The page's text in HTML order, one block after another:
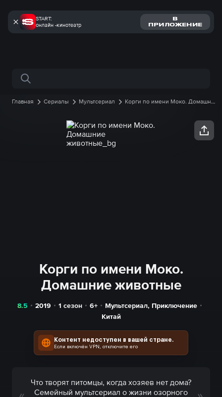
START:
онлайн -кинотеатр
В
ПРИЛОЖЕНИЕ
Поиск по сайту
Главная Сериалы Мультсериал
Корги по имени Моко. Домашние
Корги по имени Моко.
Домашние животные
8.5 2019 1 сезон 6+ Мультсериал, Приключение
Китай
Контент недоступен в вашей стране.
Если включён VPN, отключите его
Что творят питомцы, когда хозяев нет дома?
Семейный мультсериал о жизни озорного